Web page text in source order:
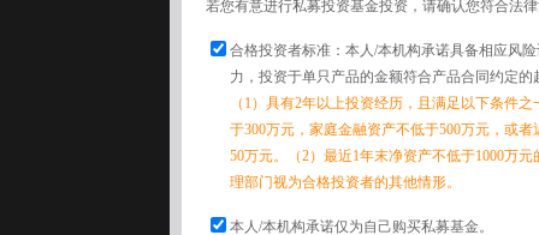
若您有意进行私募投资基金投资，请确认您符合法
合格投资者标准：本人/本机构承诺具备相应风
力，投资于单只产品的金额符合产品合同约定的
（1）具有2年以上投资经历，且满足以下条件
于300万元，家庭金融资产不低于500万元，或
50万元。（2）最近1年末净资产不低于1000万
理部门视为合格投资者的其他情形。
本人/本机构承诺仅为自己购买私募基金。